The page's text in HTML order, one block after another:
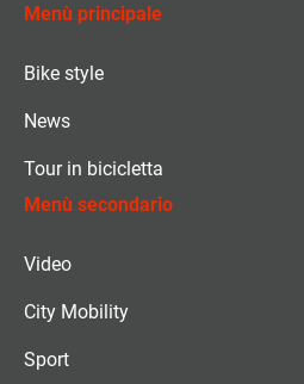
Menù principale
Bike style
News
Tour in bicicletta
Menù secondario
Video
City Mobility
Sport